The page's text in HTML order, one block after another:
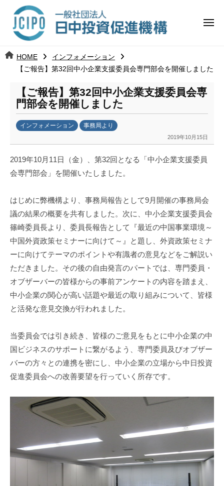
ツ 日
中
投
資
促
進
機
構
j
メ
HOME
インフォメーション
【ご報告】第32回中小企業支援委員会専門部会を開催しました
【ご報告】第32回中小企業支援委員会専
門部会を開催しました
インフォメーション 事務局より
2019年10月15日
k
a
a
u
m
2019年10月11日（金）、第32回となる「中小企業支援委員
会専門部会」を開催いたしました。
はじめに弊機構より、事務局報告として9月開催の事務局会
議の結果の概要を共有しました。次に、中小企業支援委員会
篠崎委員長より、委員長報告として『最近の中国事業環境～
中国外資政策セミナーに向けて～』と題し、外資政策セミナ
ーに向けてテーマのポイントや有識者の意見などをご解説い
ただきました。その後の自由発言のパートでは、専門委員・
オブザーバーの皆様からの事前アンケートの内容を踏まえ、
中小企業の関心が高い話題や最近の取り組みについて、皆様
と活発な意見交換が行われました。
当委員会では引き続き、皆様のご意見をもとに中小企業の中
国ビジネスのサポートに繋がるよう、専門委員及びオブザー
バーの方々との連携を密にし、中小企業の立場から中日投資
促進委員会への改善要望を行っていく所存です。
日
中
資
進
機
構